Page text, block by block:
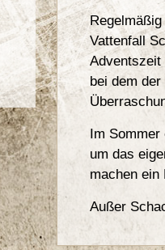
Vattenfall
Adventszeit
bei dem
Im Sommer
um das
machen ein
Außer